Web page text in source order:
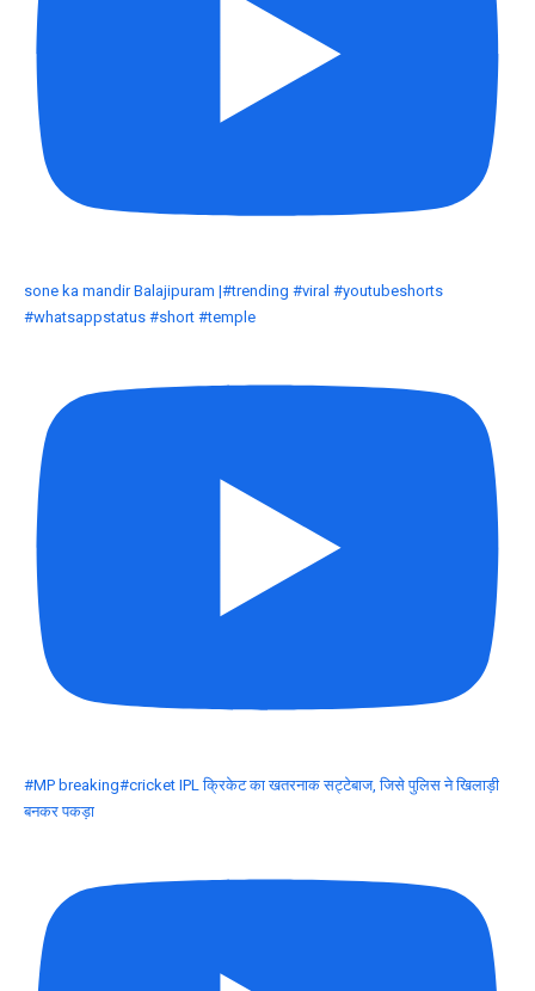
sone ka mandir Balajipuram |#trending #viral #youtubeshorts
#whatsappstatus #short #temple
#MP breaking#cricket IPL क्रिकेट का खतरनाक सट्टेबाज, जिसे पुलिस ने खिलाड़ी
बनकर पकड़ा